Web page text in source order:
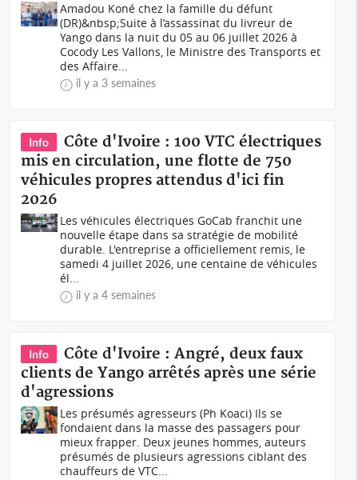
Amadou Koné chez la famille du défunt
(DR)&nbsp;Suite à l’assassinat du livreur de
Yango dans la nuit du 05 au 06 juillet 2026 à
Cocody Les Vallons, le Ministre des Transports et
des Affaire...
il y a 3 semaines
Info
Côte d'Ivoire : 100 VTC électriques
mis en circulation, une flotte de 750
véhicules propres attendus d'ici fin
2026
Les véhicules électriques GoCab franchit une
nouvelle étape dans sa stratégie de mobilité
durable. L'entreprise a officiellement remis, le
samedi 4 juillet 2026, une centaine de véhicules
él...
il y a 4 semaines
Info
Côte d'Ivoire : Angré, deux faux
clients de Yango arrêtés après une série
d'agressions
Les présumés agresseurs (Ph Koaci) Ils se
fondaient dans la masse des passagers pour
mieux frapper. Deux jeunes hommes, auteurs
présumés de plusieurs agressions ciblant des
chauffeurs de VTC...